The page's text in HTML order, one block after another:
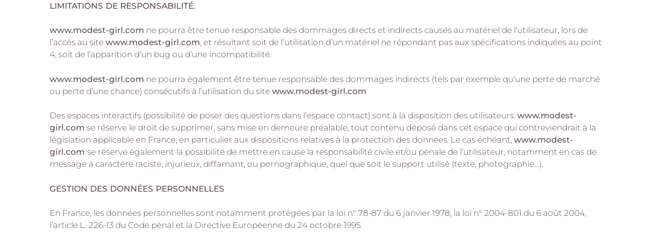
LIMITATIONS DE RESPONSABILITÉ.
www.modest-girl.com ne pourra être tenue responsable des dommages directs et indirects causés au matériel de l’utilisateur, lors de
l’accès au site www.modest-girl.com, et résultant soit de l’utilisation d’un matériel ne répondant pas aux spécifications indiquées au point
4, soit de l’apparition d’un bug ou d’une incompatibilité.
www.modest-girl.com ne pourra également être tenue responsable des dommages indirects (tels par exemple qu’une perte de marché
ou perte d’une chance) consécutifs à l’utilisation du site www.modest-girl.com
Des espaces interactifs (possibilité de poser des questions dans l’espace contact) sont à la disposition des utilisateurs. www.modest-
girl.com se réserve le droit de supprimer, sans mise en demeure préalable, tout contenu déposé dans cet espace qui contreviendrait à la
législation applicable en France, en particulier aux dispositions relatives à la protection des données. Le cas échéant, www.modest-
girl.com se réserve également la possibilité de mettre en cause la responsabilité civile et/ou pénale de l’utilisateur, notamment en cas de
message à caractère raciste, injurieux, diffamant, ou pornographique, quel que soit le support utilisé (texte, photographie…).
GESTION DES DONNÉES PERSONNELLES
En France, les données personnelles sont notamment protégées par la loi n° 78-87 du 6 janvier 1978, la loi n° 2004-801 du 6 août 2004,
l’article L. 226-13 du Code pénal et la Directive Européenne du 24 octobre 1995.